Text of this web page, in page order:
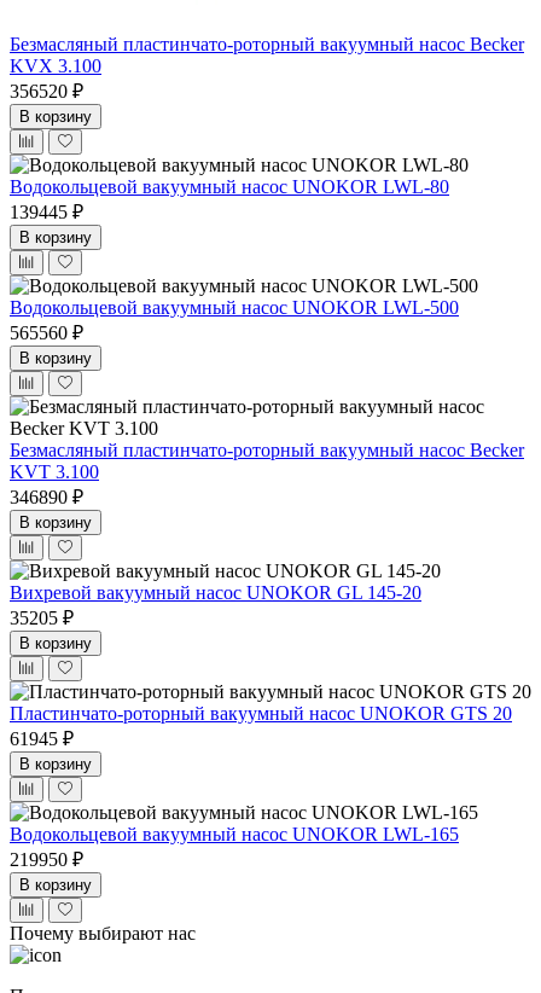
Безмасляный пластинчато-роторный вакуумный насос Becker
KVX 3.100
356520 ₽
В корзину
Водокольцевой вакуумный насос UNOKOR LWL-80
139445 ₽
В корзину
Водокольцевой вакуумный насос UNOKOR LWL-500
565560 ₽
В корзину
Безмасляный пластинчато-роторный вакуумный насос Becker
KVT 3.100
346890 ₽
В корзину
Вихревой вакуумный насос UNOKOR GL 145-20
35205 ₽
В корзину
Пластинчато-роторный вакуумный насос UNOKOR GTS 20
61945 ₽
В корзину
Водокольцевой вакуумный насос UNOKOR LWL-165
219950 ₽
В корзину
Почему выбирают нас